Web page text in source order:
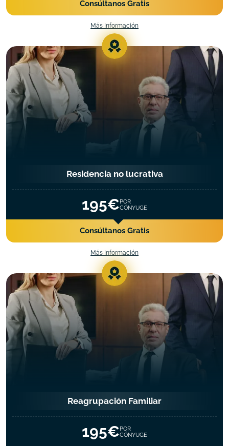
Consúltanos Gratis
Más Información
Residencia no lucrativa
195€POR
CÓNYUGE
Consúltanos Gratis
Más Información
Reagrupación Familiar
195€POR
CÓNYUGE